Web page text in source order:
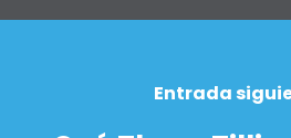
Pulse
Su fiesta
Entrada